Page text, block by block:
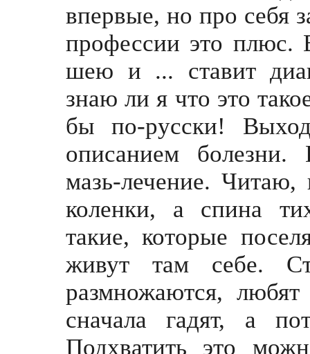
впервые, но про себя
профессии это плюс.
шею и ... ставит
знаю ли я что это
бы по-русски!
описанием
мазь-лечение.
коленки, а спина
такие, которые
живут там себе.
размножаются,
сначала гадят, а
Подхватить это